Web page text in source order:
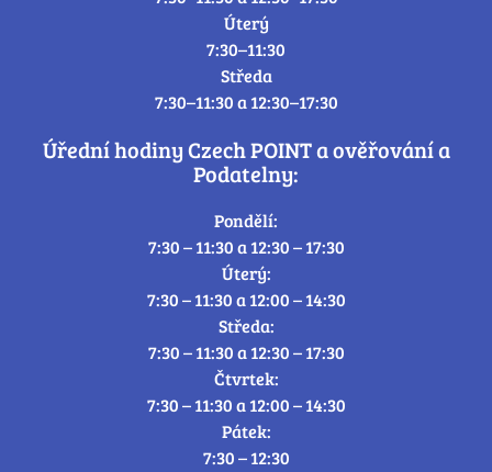
Úterý
7:30–11:30
Středa
7:30–11:30 a 12:30–17:30
Úřední hodiny Czech POINT a ověřování a
Podatelny:
Pondělí:
7:30 – 11:30 a 12:30 – 17:30
Úterý:
7:30 – 11:30 a 12:00 – 14:30
Středa:
7:30 – 11:30 a 12:30 – 17:30
Čtvrtek:
7:30 – 11:30 a 12:00 – 14:30
Pátek:
7:30 – 12:30